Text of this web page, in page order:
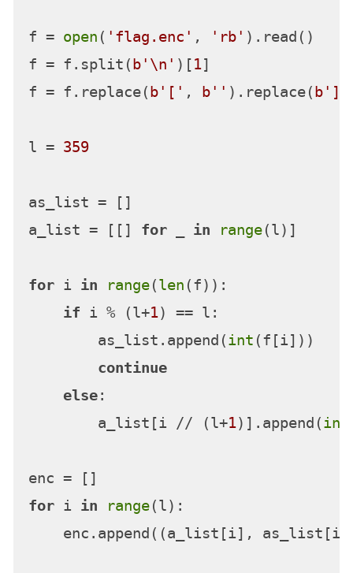
f = open ( 'flag.enc' , 'rb' ).read()
f = f.split(b'\n' )[1]
f = f.replace(b'[' , b'' ).replace(b']'
l = 359
as_list = []
a_list = [[] for _ in range(l)]
for i in range(len (f)):
if i % (l+1) == l:
        as_list.append(
int (f[i]))
continue
else:
        a_list[i // (l+
1)].append(int
for i in range(l):
enc.append((a_list[i],